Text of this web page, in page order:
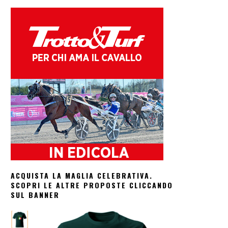
ACQUISTA LA MAGLIA CELEBRATIVA.
SCOPRI LE ALTRE PROPOSTE CLICCANDO
SUL BANNER